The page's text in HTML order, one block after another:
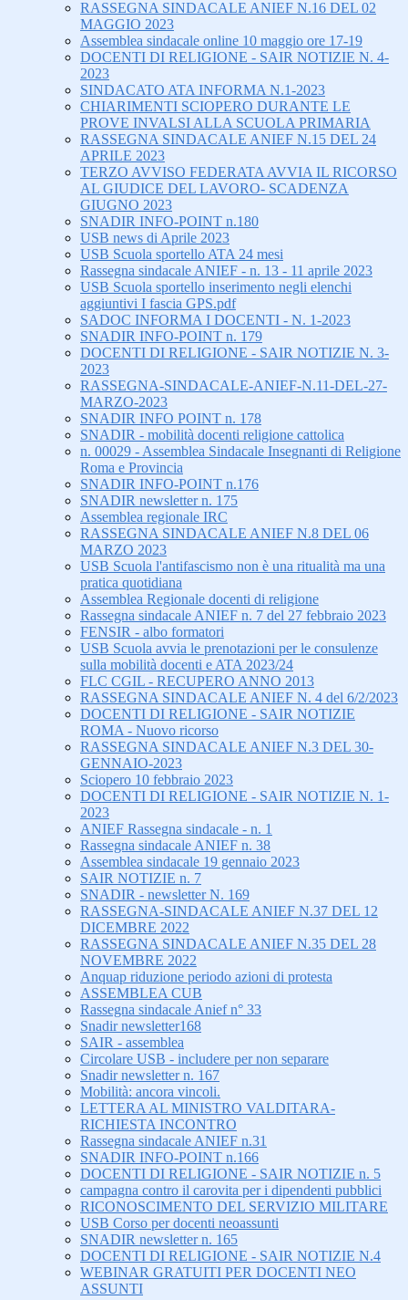
RASSEGNA SINDACALE ANIEF N.16 DEL 02
MAGGIO 2023
Assemblea sindacale online 10 maggio ore 17-19
DOCENTI DI RELIGIONE - SAIR NOTIZIE N. 4-
2023
SINDACATO ATA INFORMA N.1-2023
CHIARIMENTI SCIOPERO DURANTE LE
PROVE INVALSI ALLA SCUOLA PRIMARIA
RASSEGNA SINDACALE ANIEF N.15 DEL 24
APRILE 2023
TERZO AVVISO FEDERATA AVVIA IL RICORSO
AL GIUDICE DEL LAVORO- SCADENZA
GIUGNO 2023
SNADIR INFO-POINT n.180
USB news di Aprile 2023
USB Scuola sportello ATA 24 mesi
Rassegna sindacale ANIEF - n. 13 - 11 aprile 2023
USB Scuola sportello inserimento negli elenchi
aggiuntivi I fascia GPS.pdf
SADOC INFORMA I DOCENTI - N. 1-2023
SNADIR INFO-POINT n. 179
DOCENTI DI RELIGIONE - SAIR NOTIZIE N. 3-
2023
RASSEGNA-SINDACALE-ANIEF-N.11-DEL-27-
MARZO-2023
SNADIR INFO POINT n. 178
SNADIR - mobilità docenti religione cattolica
n. 00029 - Assemblea Sindacale Insegnanti di Religione
Roma e Provincia
SNADIR INFO-POINT n.176
SNADIR newsletter n. 175
Assemblea regionale IRC
RASSEGNA SINDACALE ANIEF N.8 DEL 06
MARZO 2023
USB Scuola l'antifascismo non è una ritualità ma una
pratica quotidiana
Assemblea Regionale docenti di religione
Rassegna sindacale ANIEF n. 7 del 27 febbraio 2023
FENSIR - albo formatori
USB Scuola avvia le prenotazioni per le consulenze
sulla mobilità docenti e ATA 2023/24
FLC CGIL - RECUPERO ANNO 2013
RASSEGNA SINDACALE ANIEF N. 4 del 6/2/2023
DOCENTI DI RELIGIONE - SAIR NOTIZIE
ROMA - Nuovo ricorso
RASSEGNA SINDACALE ANIEF N.3 DEL 30-
GENNAIO-2023
Sciopero 10 febbraio 2023
DOCENTI DI RELIGIONE - SAIR NOTIZIE N. 1-
2023
ANIEF Rassegna sindacale - n. 1
Rassegna sindacale ANIEF n. 38
Assemblea sindacale 19 gennaio 2023
SAIR NOTIZIE n. 7
SNADIR - newsletter N. 169
RASSEGNA-SINDACALE ANIEF N.37 DEL 12
DICEMBRE 2022
RASSEGNA SINDACALE ANIEF N.35 DEL 28
NOVEMBRE 2022
Anquap riduzione periodo azioni di protesta
ASSEMBLEA CUB
Rassegna sindacale Anief n° 33
Snadir newsletter168
SAIR - assemblea
Circolare USB - includere per non separare
Snadir newsletter n. 167
Mobilità: ancora vincoli.
LETTERA AL MINISTRO VALDITARA-
RICHIESTA INCONTRO
Rassegna sindacale ANIEF n.31
SNADIR INFO-POINT n.166
DOCENTI DI RELIGIONE - SAIR NOTIZIE n. 5
campagna contro il carovita per i dipendenti pubblici
RICONOSCIMENTO DEL SERVIZIO MILITARE
USB Corso per docenti neoassunti
SNADIR newsletter n. 165
DOCENTI DI RELIGIONE - SAIR NOTIZIE N.4
WEBINAR GRATUITI PER DOCENTI NEO
ASSUNTI